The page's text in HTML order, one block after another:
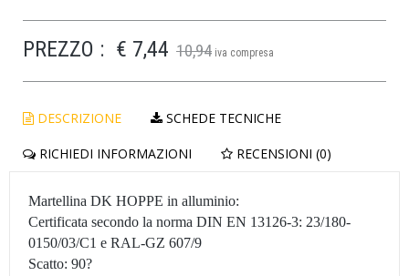
PREZZO : € 7,44 10,94 iva compresa
DESCRIZIONE SCHEDE TECNICHE
RICHIEDI INFORMAZIONI RECENSIONI (0)
Martellina DK HOPPE in alluminio:
Certificata secondo la norma DIN EN 13126-3: 23/180-
0150/03/C1 e RAL-GZ 607/9
Scatto: 90?